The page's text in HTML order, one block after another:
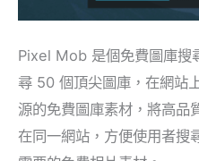
Pixel Mob 是個免費圖庫
尋 50 個頂尖圖庫，在網站
源的免費圖庫素材，將高品
在同一網站，方便使用者搜
多
圖
庫！